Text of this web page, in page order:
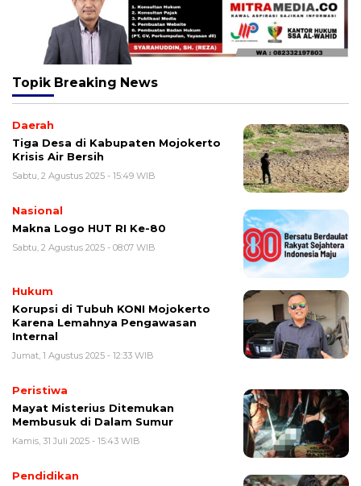
Topik Breaking News
Daerah
Tiga Desa di Kabupaten Mojokerto
Krisis Air Bersih
Sabtu, 2 Agustus 2025 - 15:49 WIB
Nasional
Makna Logo HUT RI Ke-80
Sabtu, 2 Agustus 2025 - 08:07 WIB
Hukum
Korupsi di Tubuh KONI Mojokerto
Karena Lemahnya Pengawasan
Internal
Jumat, 1 Agustus 2025 - 12:33 WIB
Peristiwa
Mayat Misterius Ditemukan
Membusuk di Dalam Sumur
Kamis, 31 Juli 2025 - 15:43 WIB
Pendidikan